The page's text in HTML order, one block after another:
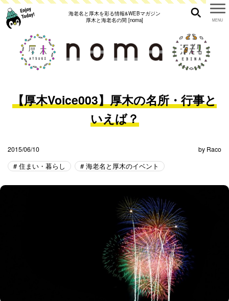
海老名と厚木を彩る情報&WEBマガジン
厚木と海老名の間 [noma]
【厚木Voice003】厚木の名所・行事と
いえば？
2015/06/10 by Raco
住まい・暮らし 海老名と厚木のイベント